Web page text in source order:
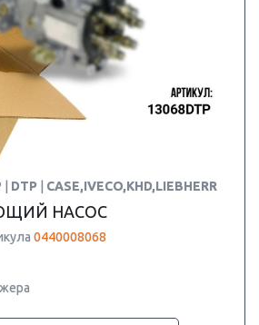
DTP CASE,IVECO,KHD,LIEBHERR
НАСОС
0440008068